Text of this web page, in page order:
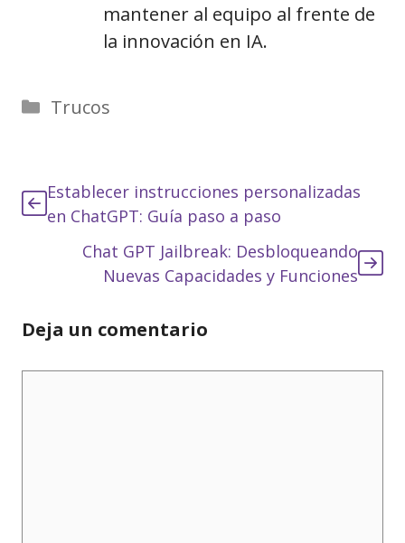
mantener al equipo al frente de
la innovación en IA.
Categorías
Trucos
Establecer instrucciones personalizadas
en ChatGPT: Guía paso a paso
Chat GPT Jailbreak: Desbloqueando
Nuevas Capacidades y Funciones
Deja un comentario